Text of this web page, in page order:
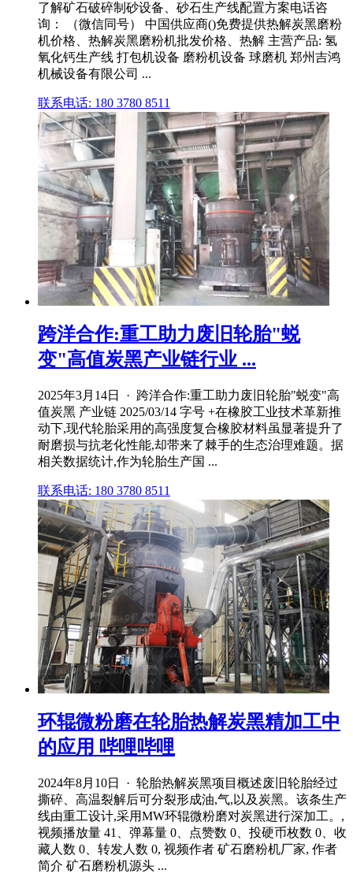
了解矿石破碎制砂设备、砂石生产线配置方案电话咨
询： （微信同号） 中国供应商()免费提供热解炭黑磨粉
机价格、热解炭黑磨粉机批发价格、热解 主营产品: 氢
氧化钙生产线 打包机设备 磨粉机设备 球磨机 郑州吉鸿
机械设备有限公司 ...
联系电话: 180 3780 8511
跨洋合作:重工助力废旧轮胎"蜕
变"高值炭黑产业链行业 ...
2025年3月14日 · 跨洋合作:重工助力废旧轮胎"蜕变"高
值炭黑 产业链 2025/03/14 字号 +在橡胶工业技术革新推
动下,现代轮胎采用的高强度复合橡胶材料虽显著提升了
耐磨损与抗老化性能,却带来了棘手的生态治理难题。据
相关数据统计,作为轮胎生产国 ...
联系电话: 180 3780 8511
环辊微粉磨在轮胎热解炭黑精加工中
的应用 哔哩哔哩
2024年8月10日 · 轮胎热解炭黑项目概述废旧轮胎经过
撕碎、高温裂解后可分裂形成油,气,以及炭黑。该条生产
线由重工设计,采用MW环辊微粉磨对炭黑进行深加工。,
视频播放量 41、弹幕量 0、点赞数 0、投硬币枚数 0、收
藏人数 0、转发人数 0, 视频作者 矿石磨粉机厂家, 作者
简介 矿石磨粉机源头 ...